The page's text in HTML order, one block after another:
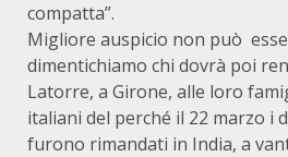
compatta”.
Migliore auspicio non può
dimentichiamo chi dovrà poi
Latorre, a Girone, alle loro
italiani del perché il 22 marzo i
furono rimandati in India, a